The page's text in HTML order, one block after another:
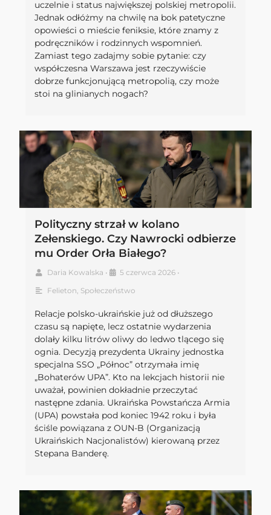
uczelnie i status największej polskiej metropolii.
Jednak odłóżmy na chwilę na bok patetyczne
opowieści o mieście feniksie, które znamy z
podręczników i rodzinnych wspomnień.
Zamiast tego zadajmy sobie pytanie: czy
współczesna Warszawa jest rzeczywiście
dobrze funkcjonującą metropolią, czy może
stoi na glinianych nogach?
Polityczny strzał w kolano
Zełenskiego. Czy Nawrocki odbierze
mu Order Orła Białego?
Daria Kowalska • 5 czerwca 2026 •
Felieton Społeczeństwo
Relacje polsko-ukraińskie już od dłuższego
czasu są napięte, lecz ostatnie wydarzenia
dolały kilku litrów oliwy do ledwo tlącego się
ognia. Decyzją prezydenta Ukrainy jednostka
specjalna SSO „Północ” otrzymała imię
„Bohaterów UPA”. Kto na lekcjach historii nie
uważał, powinien dokładnie przeczytać
następne zdania. Ukraińska Powstańcza Armia
(UPA) powstała pod koniec 1942 roku i była
ściśle powiązana z OUN-B (Organizacją
Ukraińskich Nacjonalistów) kierowaną przez
Stepana Banderę.